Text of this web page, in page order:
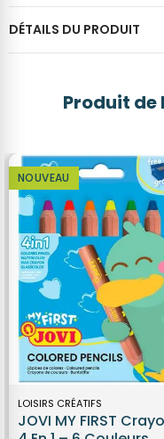
DÉTAILS DU PRODUIT
Produit
NOUVEAU
LOISIRS CRÉATIFS
JOVI MY FIRST